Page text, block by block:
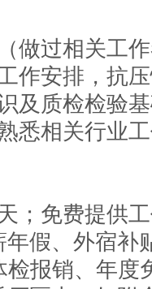
做过相关工
作安排，抗
及质检检验
悉相关行业
；免费提供
假、外宿补
检报销、年度